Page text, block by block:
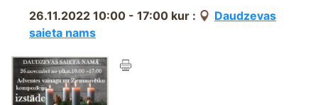
26.11.2022 10:00 - 17:00 kur :
Daudzevas
saieta nams